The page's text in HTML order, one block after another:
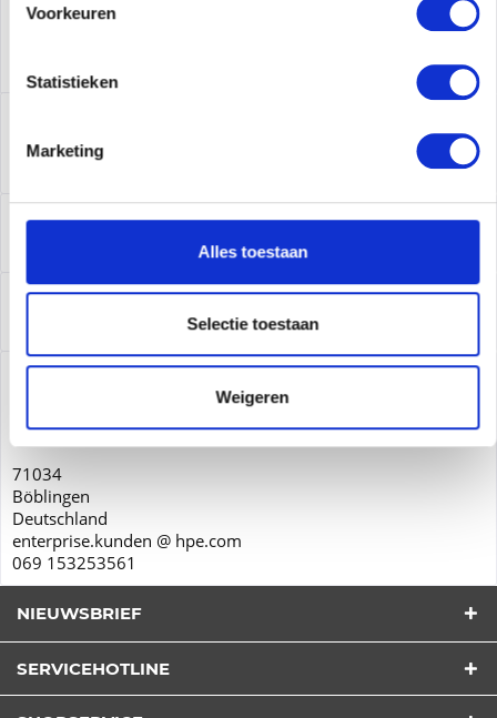
Voorkeuren
Statistieken
Marketing
Alles toestaan
Selectie toestaan
Weigeren
538113-B21 | HP 10GbE Ethernet-Passthrough-Modul für
Leasing
Service
Productveiligheid
Herrenberger Str. 140
71034
Böblingen
Deutschland
enterprise.kunden @ hpe.com
069 153253561
NIEUWSBRIEF
SERVICEHOTLINE